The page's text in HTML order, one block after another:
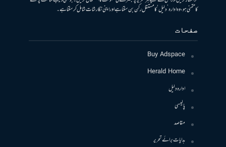
کا متمنی ہو، وہ ادارہ ’دلیل‘ کا مستقل رکن بن سکتا ہے اور اپنی نگارشات شامل کرسکتا ہے۔
صفحات
Buy Adspace
Herald Home
ادارہ دلیل
پالیسی
مقاصد
ہدایات برائے تحریر